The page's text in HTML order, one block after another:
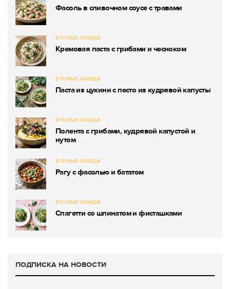
Фасоль в сливочном соусе с травами
ВТОРЫЕ БЛЮДА
Кремовая паста с грибами и чесноком
ВТОРЫЕ БЛЮДА
Паста из цукини с песто из кудрявой капусты
ВТОРЫЕ БЛЮДА
Полента с грибами, кудрявой капустой и
нутом
ВТОРЫЕ БЛЮДА
Рагу с фасолью и бататом
ВТОРЫЕ БЛЮДА
Спагетти со шпинатом и фисташками
ПОДПИСКА НА НОВОСТИ